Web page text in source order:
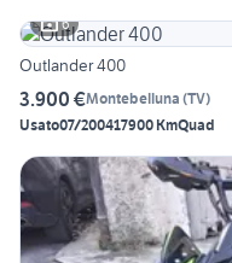
6
Outlander 400
3.900 €Montebelluna (TV)
Usato07/200417900 KmQuad